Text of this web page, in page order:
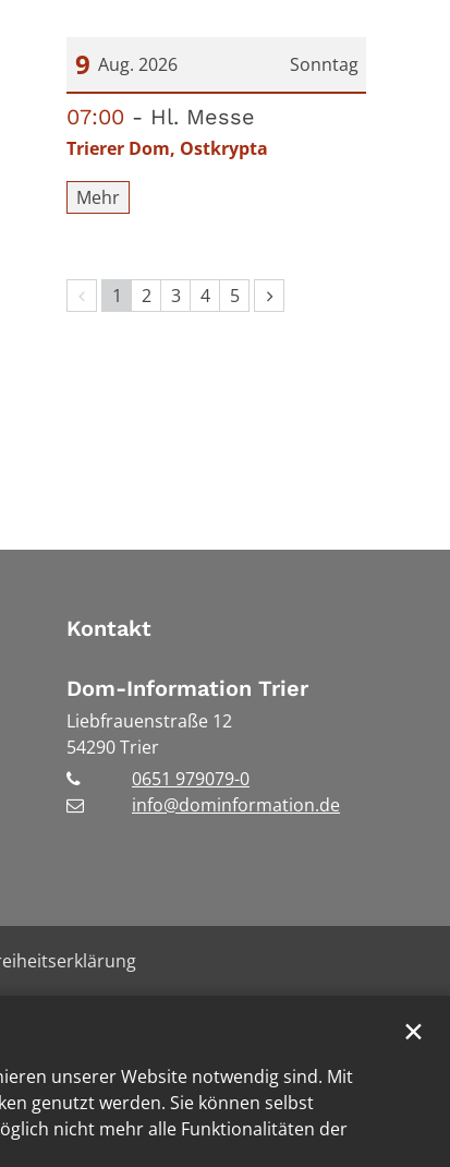
unserer Website notwendig sind. Mit
genutzt werden. Sie können selbst
nicht mehr alle Funktionalitäten der
✕
Sonntag
9 Aug. 2026
Datum: 9. August 2026
07:00 Hl. Messe
Trierer Dom, Ostkrypta
Mehr
Vorherige Seite
1 2 3 4 5 Nächste Seite
Kontakt
Dom-Information Trier
Liebfrauenstraße 12
54290Trier
0651 979079-0
info@dominformation.de